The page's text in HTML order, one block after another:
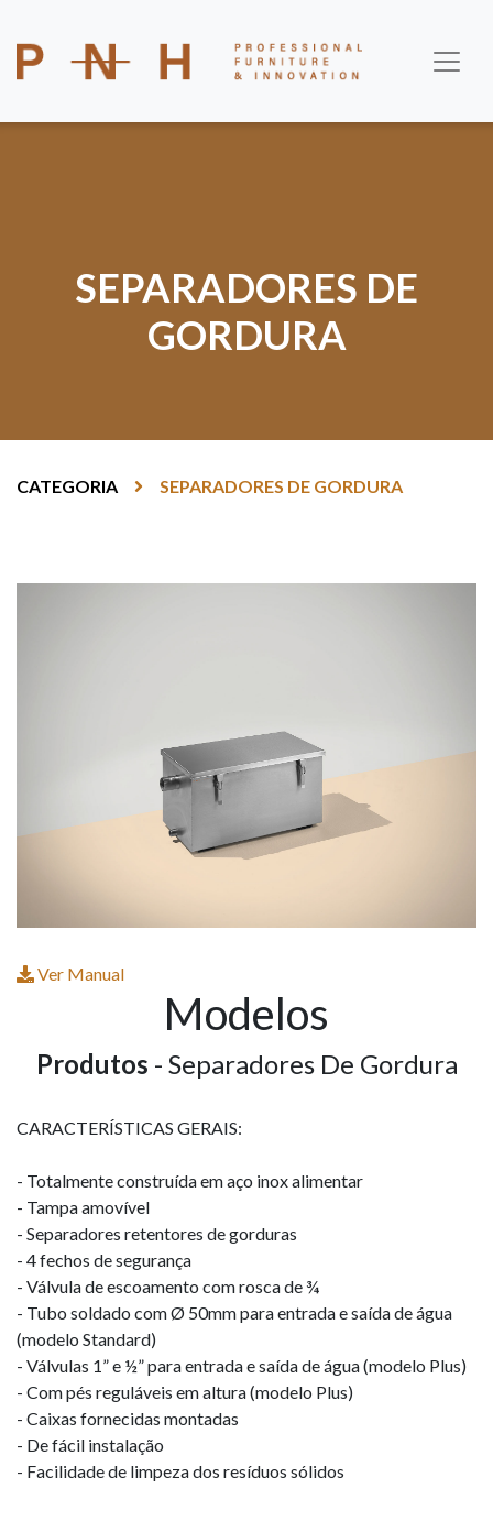
SEPARADORES DE
GORDURA
CATEGORIA SEPARADORES DE GORDURA
Ver Manual
Modelos
Produtos - Separadores De Gordura
CARACTERÍSTICAS GERAIS:
- Totalmente construída em aço inox alimentar
- Tampa amovível
- Separadores retentores de gorduras
- 4 fechos de segurança
- Válvula de escoamento com rosca de ¾
- Tubo soldado com Ø 50mm para entrada e saída de água
(modelo Standard)
- Válvulas 1” e ½” para entrada e saída de água (modelo Plus)
- Com pés reguláveis em altura (modelo Plus)
- Caixas fornecidas montadas
- De fácil instalação
- Facilidade de limpeza dos resíduos sólidos